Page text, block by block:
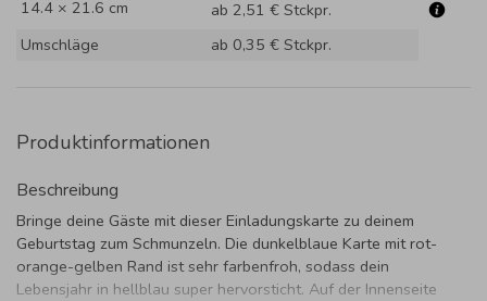
14.4 × 21.6 cm
ab 2,51 € Stckpr.
Umschläge
ab 0,35 € Stckpr.
Produktinformationen
Beschreibung
Bringe deine Gäste mit dieser Einladungskarte zu deinem
Geburtstag zum Schmunzeln. Die dunkelblaue Karte mit rot-
orange-gelben Rand ist sehr farbenfroh, sodass dein
Lebensjahr in hellblau super hervorsticht. Auf der Innenseite